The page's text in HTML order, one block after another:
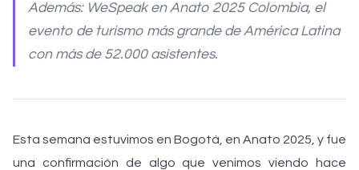
Además: WeSpeak en Anato 2025 Colombia, el
evento de turismo más grande de América Latina
con más de 52.000 asistentes.
Esta semana estuvimos en Bogotá, en Anato 2025, y fue
una confirmación de algo que venimos viendo hace